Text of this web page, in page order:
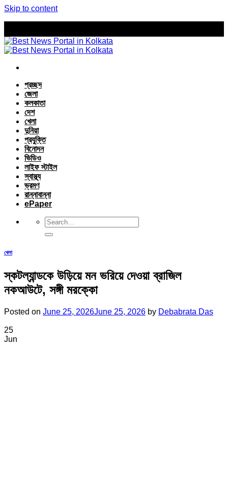
Skip to content
প্রচ্ছদ
জেলা
কলকাতা
দেশ
খেলা
দুনিয়া
প্রযুক্তি
বিনোদন
ভিডিও
লাইফ স্টাইল
স্বাস্থ্য
ভ্রমণ
রান্নাবান্না
ePaper
খেলা
স্কটল্যান্ডকে উড়িয়ে মন ভরিয়ে দেওয়া ব্রাজিল
নকআউটে, সঙ্গী মরক্কো
Posted on June 25, 2026June 25, 2026 by Debabrata Das
25
Jun